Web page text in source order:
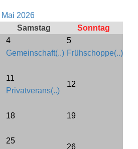
Mai 2026
Samstag Sonntag
4
Gemeinschaft(..)
5
Frühschoppe(..)
11
Privatverans(..)
12
18 19
25
26